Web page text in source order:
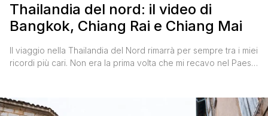
Thailandia del nord: il video di
Bangkok, Chiang Rai e Chiang Mai
Il viaggio nella Thailandia del Nord rimarrà per sempre tra i miei
ricordi più cari. Non era la prima volta che mi recavo nel Paese
Rayong e Chantanaburi, fermandomi poi un paio di giorni [']